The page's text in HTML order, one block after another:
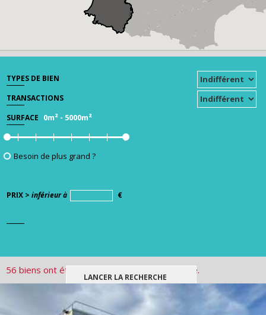
TYPES DE BIEN
TRANSACTIONS
SURFACE 0m² - 5000m²
Besoin de plus grand ?
PRIX > inférieur à €
56 biens ont été trouvés pour votre recherche.